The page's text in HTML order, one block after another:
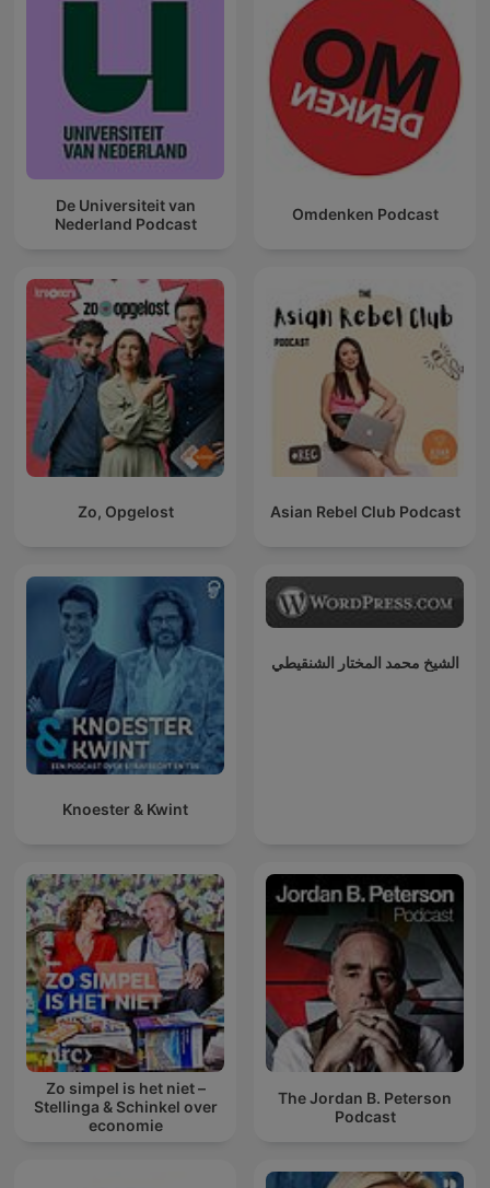
De Universiteit van
Nederland Podcast
Omdenken Podcast
Zo, Opgelost Asian Rebel Club Podcast
Knoester & Kwint
الشيخ محمد المختار الشنقيطي
Zo simpel is het niet –
Stellinga & Schinkel over
economie
The Jordan B. Peterson
Podcast